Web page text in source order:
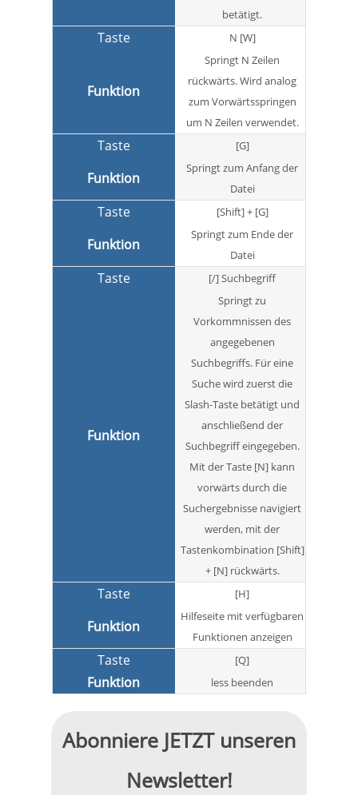
betätigt.
N [W]
Springt N Zeilen
rückwärts. Wird analog
zum Vorwärtsspringen
um N Zeilen verwendet.
[G]
Springt zum Anfang der
Datei
[Shift] + [G]
Springt zum Ende der
Datei
[/] Suchbegriff
Springt zu
Vorkommnissen des
angegebenen
Suchbegriffs. Für eine
Suche wird zuerst die
Slash-Taste betätigt und
anschließend der
Suchbegriff eingegeben.
Mit der Taste [N] kann
vorwärts durch die
Suchergebnisse navigiert
werden, mit der
Tastenkombination [Shift]
+ [N] rückwärts.
[H]
Hilfeseite mit verfügbaren
Funktionen anzeigen
[Q]
less beenden
Abonniere JETZT unseren
Newsletter!